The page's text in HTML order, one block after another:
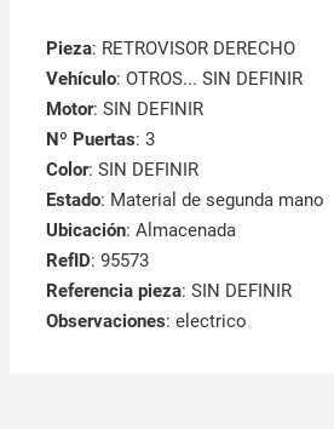
Pieza: RETROVISOR DERECHO
Vehículo: OTROS... SIN DEFINIR
Motor: SIN DEFINIR
Nº Puertas: 3
Color: SIN DEFINIR
Estado: Material de segunda mano
Ubicación: Almacenada
RefID: 95573
Referencia pieza: SIN DEFINIR
Observaciones: electrico